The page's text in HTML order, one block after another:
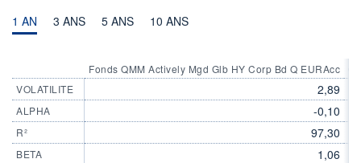
1 AN 3 ANS 5 ANS 10 ANS
VOLATILITE
ALPHA
R²
BETA
Fonds QMM Actively Mgd Glb HY Corp Bd Q EURAcc
2,89
-0,10
97,30
1,06